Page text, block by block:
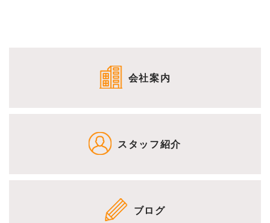
会社案内
スタッフ紹介
ブログ